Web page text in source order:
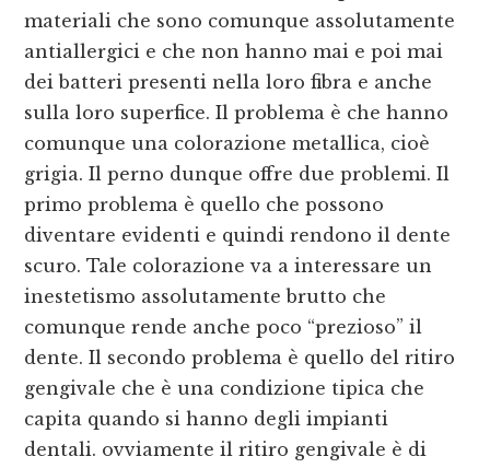
materiali che sono comunque assolutamente
antiallergici e che non hanno mai e poi mai
dei batteri presenti nella loro fibra e anche
sulla loro superfice. Il problema è che hanno
comunque una colorazione metallica, cioè
grigia. Il perno dunque offre due problemi. Il
primo problema è quello che possono
diventare evidenti e quindi rendono il dente
scuro. Tale colorazione va a interessare un
inestetismo assolutamente brutto che
comunque rende anche poco “prezioso” il
dente. Il secondo problema è quello del ritiro
gengivale che è una condizione tipica che
capita quando si hanno degli impianti
dentali. ovviamente il ritiro gengivale è di